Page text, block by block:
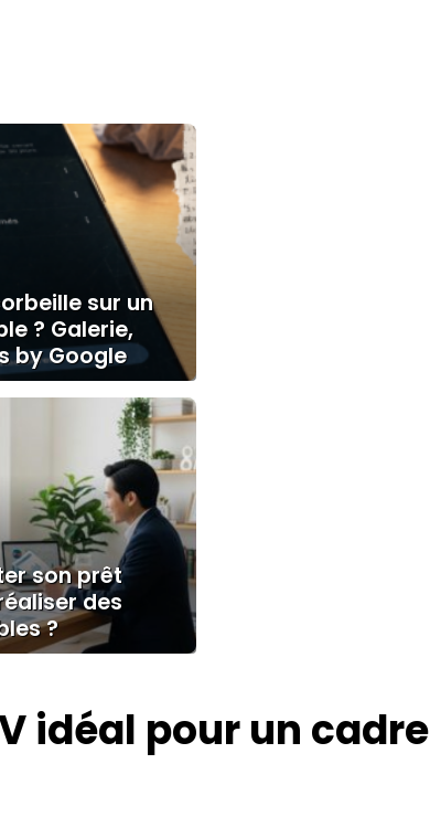
sur un
? Galerie,
by Google
son prêt
des
?
idéal pour un cadre